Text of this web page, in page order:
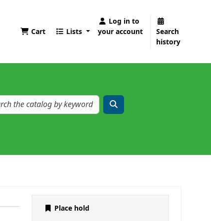
Cart Lists
Log in to
your account
Search
history
Place hold